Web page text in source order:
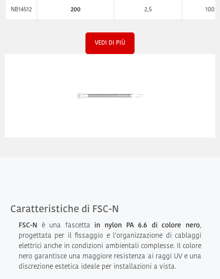
NB14512 200 2,5 100
VEDI DI PIÙ
Caratteristiche di FSC-N
FSC-N è una fascetta in nylon PA 6.6 di colore nero,
progettata per il fissaggio e l’organizzazione di cablaggi
elettrici anche in condizioni ambientali complesse. Il colore
nero garantisce una maggiore resistenza ai raggi UV e una
discrezione estetica ideale per installazioni a vista.